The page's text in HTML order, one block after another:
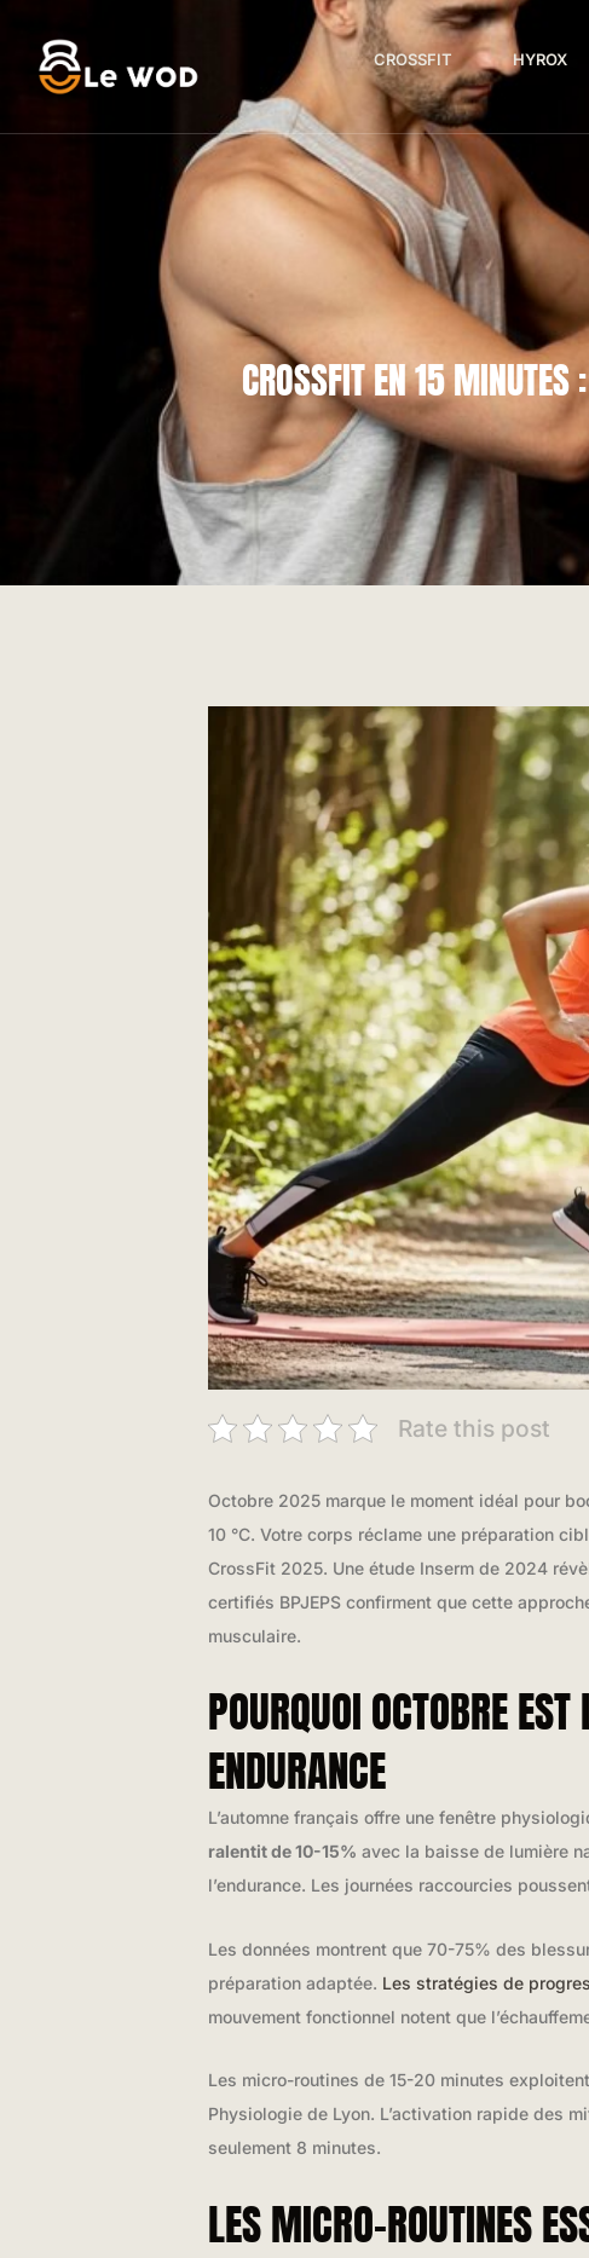
CROSSFIT HYROX
CROSSFIT EN 15 MINUTES
Rate this post
Octobre 2025 marque le moment idéal pour
10 °C. Votre corps réclame une préparation
CrossFit 2025. Une étude Inserm de 2024
certifiés BPJEPS confirment que cette
musculaire.
POURQUOI OCTOBRE
ENDURANCE
L’automne français offre une fenêtre
ralentit de 10-15% avec la baisse de lumière
l’endurance. Les journées raccourcies
Les données montrent que 70-75% des
préparation adaptée. Les stratégies de
mouvement fonctionnel notent que
Les micro-routines de 15-20 minutes
Physiologie de Lyon. L’activation rapide des
seulement 8 minutes.
LES MICRO-ROUTINES